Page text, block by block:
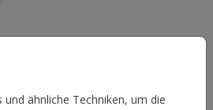
ähnliche Techniken, um die